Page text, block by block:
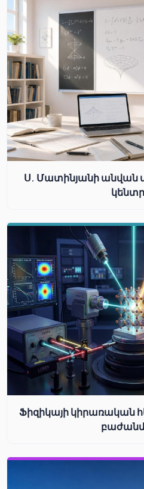
Ս. Մատինյանի անվան
Ֆիզիկայի կիրառական